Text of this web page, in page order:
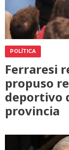
POLÍTICA
Ferraresi
propuso
deportivo
provincia